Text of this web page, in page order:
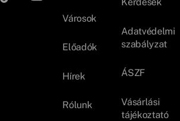
Városok
Előadók
Hírek
Rólunk
Adatvédelmi
szabályzat
ÁSZF
Vásárlási
tájékoztató